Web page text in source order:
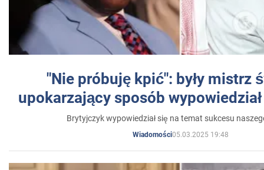
"Nie próbuję kpić": były mistrz
upokarzający sposób
Brytyjczyk wypowiedział się na temat sukcesu
Wiadomości05.03.2025 19:48